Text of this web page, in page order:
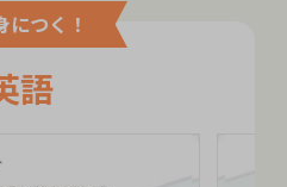
につく！
語